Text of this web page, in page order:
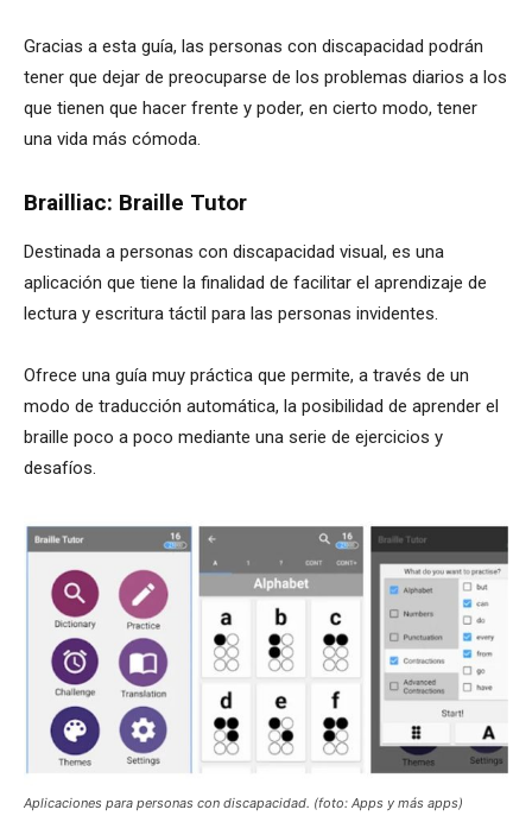
Gracias a esta guía, las personas con discapacidad podrán
tener que dejar de preocuparse de los problemas diarios a los
que tienen que hacer frente y poder, en cierto modo, tener
una vida más cómoda.
Brailliac: Braille Tutor
Destinada a personas con discapacidad visual, es una
aplicación que tiene la finalidad de facilitar el aprendizaje de
lectura y escritura táctil para las personas invidentes.
Ofrece una guía muy práctica que permite, a través de un
modo de traducción automática, la posibilidad de aprender el
braille poco a poco mediante una serie de ejercicios y
desafíos.
Aplicaciones para personas con discapacidad. (foto: Apps y más apps)